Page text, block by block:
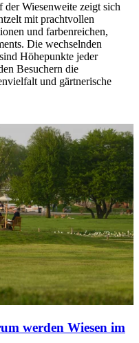
der Wiesenweite zeigt sich
mit prachtvollen
und farbenreichen,
Die wechselnden
Höhepunkte jeder
Besuchern die
und gärtnerische
werden Wiesen im